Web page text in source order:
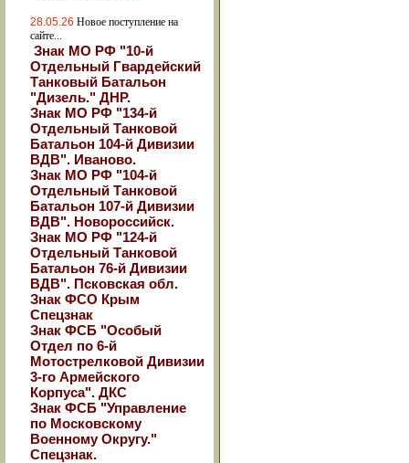
28.05.26 Новое поступление на
сайте...
Знак МО РФ "10-й
Отдельный Гвардейский
Танковый Батальон
"Дизель." ДНР.
Знак МО РФ "134-й
Отдельный Танковой
Батальон 104-й Дивизии
ВДВ". Иваново.
Знак МО РФ "104-й
Отдельный Танковой
Батальон 107-й Дивизии
ВДВ". Новороссийск.
Знак МО РФ "124-й
Отдельный Танковой
Батальон 76-й Дивизии
ВДВ". Псковская обл.
Знак ФСО Крым
Спецзнак
Знак ФСБ "Особый
Отдел по 6-й
Мотострелковой Дивизии
3-го Армейского
Корпуса". ДКС
Знак ФСБ "Управление
по Московскому
Военному Округу."
Спецзнак.